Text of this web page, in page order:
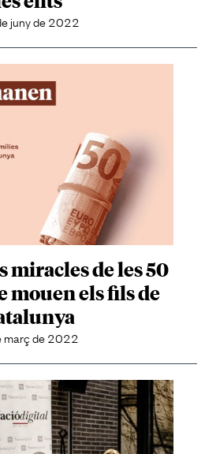
juny de 2022
miracles de les 50
mouen els fils de
març de 2022